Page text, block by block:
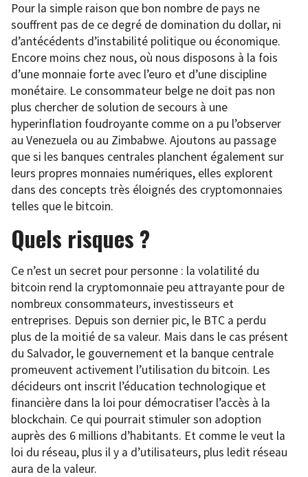
Pour la simple raison que bon nombre de pays ne
souffrent pas de ce degré de domination du dollar, ni
d’antécédents d’instabilité politique ou économique.
Encore moins chez nous, où nous disposons à la fois
d’une monnaie forte avec l’euro et d’une discipline
monétaire. Le consommateur belge ne doit pas non
plus chercher de solution de secours à une
hyperinflation foudroyante comme on a pu l’observer
au Venezuela ou au Zimbabwe. Ajoutons au passage
que si les banques centrales planchent également sur
leurs propres monnaies numériques, elles explorent
dans des concepts très éloignés des cryptomonnaies
telles que le bitcoin.
Quels risques ?
Ce n’est un secret pour personne : la volatilité du
bitcoin rend la cryptomonnaie peu attrayante pour de
nombreux consommateurs, investisseurs et
entreprises. Depuis son dernier pic, le BTC a perdu
plus de la moitié de sa valeur. Mais dans le cas présent
du Salvador, le gouvernement et la banque centrale
promeuvent activement l’utilisation du bitcoin. Les
décideurs ont inscrit l’éducation technologique et
financière dans la loi pour démocratiser l’accès à la
blockchain. Ce qui pourrait stimuler son adoption
auprès des 6 millions d’habitants. Et comme le veut la
loi du réseau, plus il y a d’utilisateurs, plus ledit réseau
aura de la valeur.